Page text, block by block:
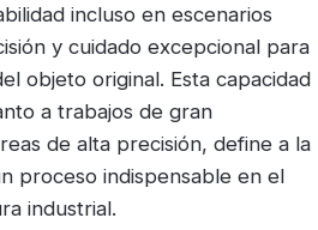
incluso en escenarios
y cuidado excepcional para
objeto original. Esta capacidad
a trabajos de gran
de alta precisión, define a la
proceso indispensable en el
industrial.